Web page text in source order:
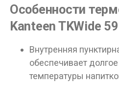
Особенности
Kanteen TKWide
Внутренняя
обеспечивает
температуры